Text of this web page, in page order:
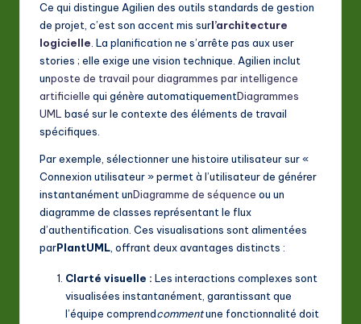
Ce qui distingue Agilien des outils standards de gestion
de projet, c’est son accent mis surl’architecture
logicielle . La planification ne s’arrête pas aux user
stories ; elle exige une vision technique. Agilien inclut
unposte de travail pour diagrammes par intelligence
artificielle qui génère automatiquementDiagrammes
UML basé sur le contexte des éléments de travail
spécifiques.
Par exemple, sélectionner une histoire utilisateur sur «
Connexion utilisateur » permet à l’utilisateur de générer
instantanément unDiagramme de séquence ou un
diagramme de classes représentant le flux
d’authentification. Ces visualisations sont alimentées
parPlantUML , offrant deux avantages distincts :
Clarté visuelle : Les interactions complexes sont
visualisées instantanément, garantissant que
l’équipe comprendcommentune fonctionnalité doit